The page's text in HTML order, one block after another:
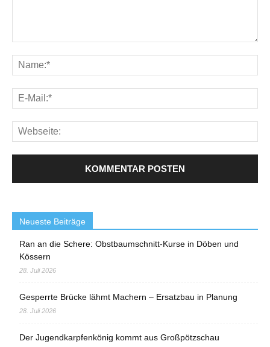
Neueste Beiträge
Ran an die Schere: Obstbaumschnitt-Kurse in Döben und
Kössern
28. Juli 2026
Gesperrte Brücke lähmt Machern – Ersatzbau in Planung
28. Juli 2026
Der Jugendkarpfenkönig kommt aus Großpötzschau